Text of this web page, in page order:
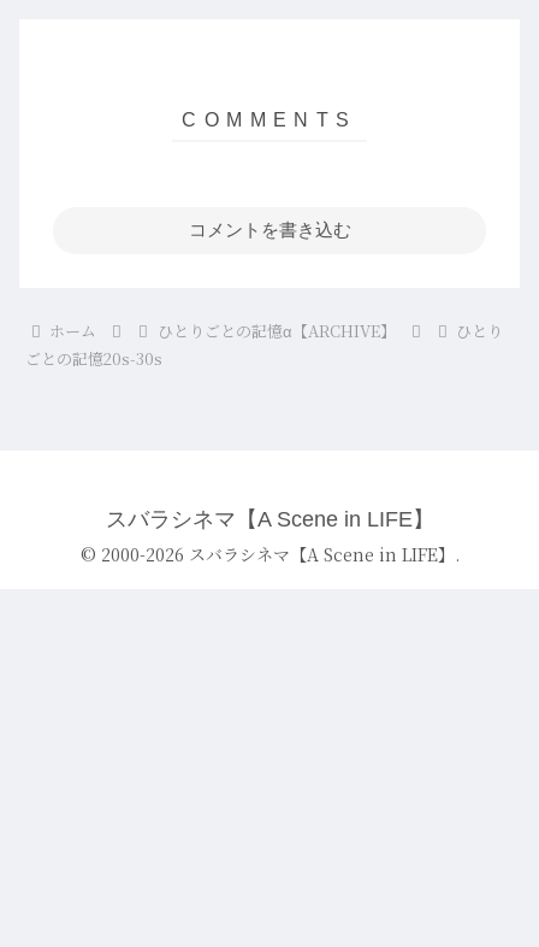
コメントを書き込む
ホーム ひとりごとの記憶α【ARCHIVE】
ひとり
ごとの記憶20s-30s
スバラシネマ【A Scene in LIFE】
© 2000-2026 スバラシネマ【A Scene in LIFE】.